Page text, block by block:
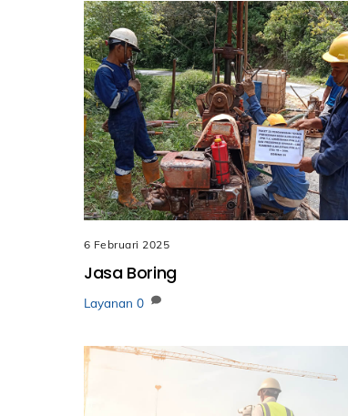
6 Februari 2025
Jasa Boring
Layanan 0